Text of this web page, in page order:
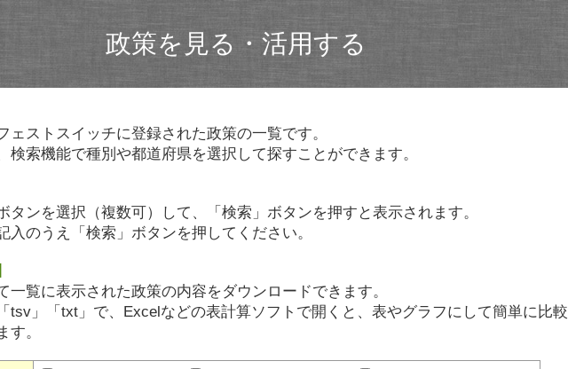
政策を見る・活用する
ェストスイッチに登録された政策の一覧です。
検索機能で種別や都道府県を選択して探すことができます。
タンを選択（複数可）して、「検索」ボタンを押すと表示されます。
入のうえ「検索」ボタンを押してください。
一覧に表示された政策の内容をダウンロードできます。
tsv」「txt」で、Excelなどの表計算ソフトで開くと、表やグラフにして簡単に比較
す。